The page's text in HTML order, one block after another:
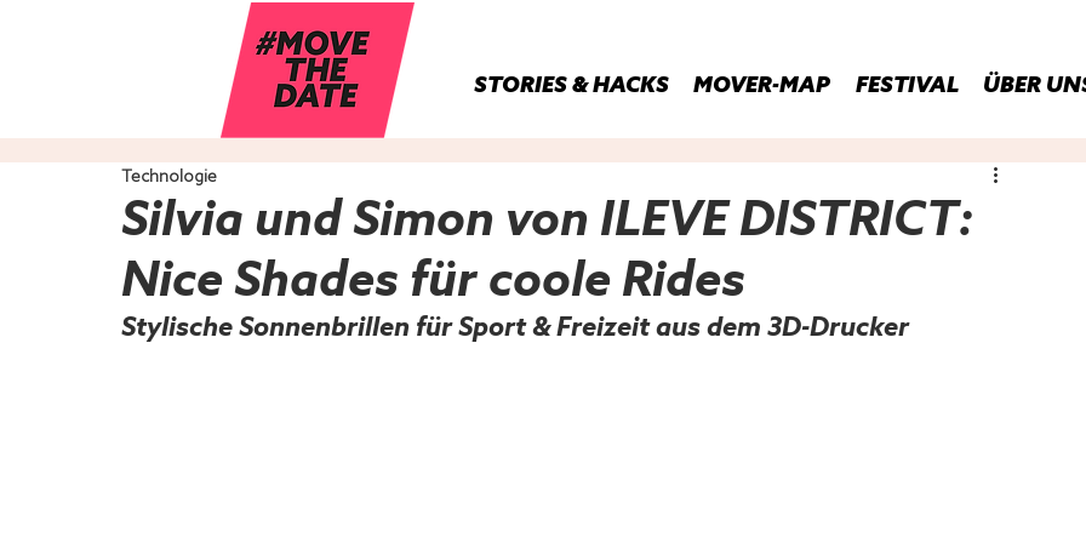
STORIES & HACKS MOVER-MAP FESTIVAL ÜBER
Silvia und Simon von ILEVE DISTRICT:
Nice Shades für coole Rides
Technologie
Stylische Sonnenbrillen für Sport & Freizeit aus dem 3D-Drucker